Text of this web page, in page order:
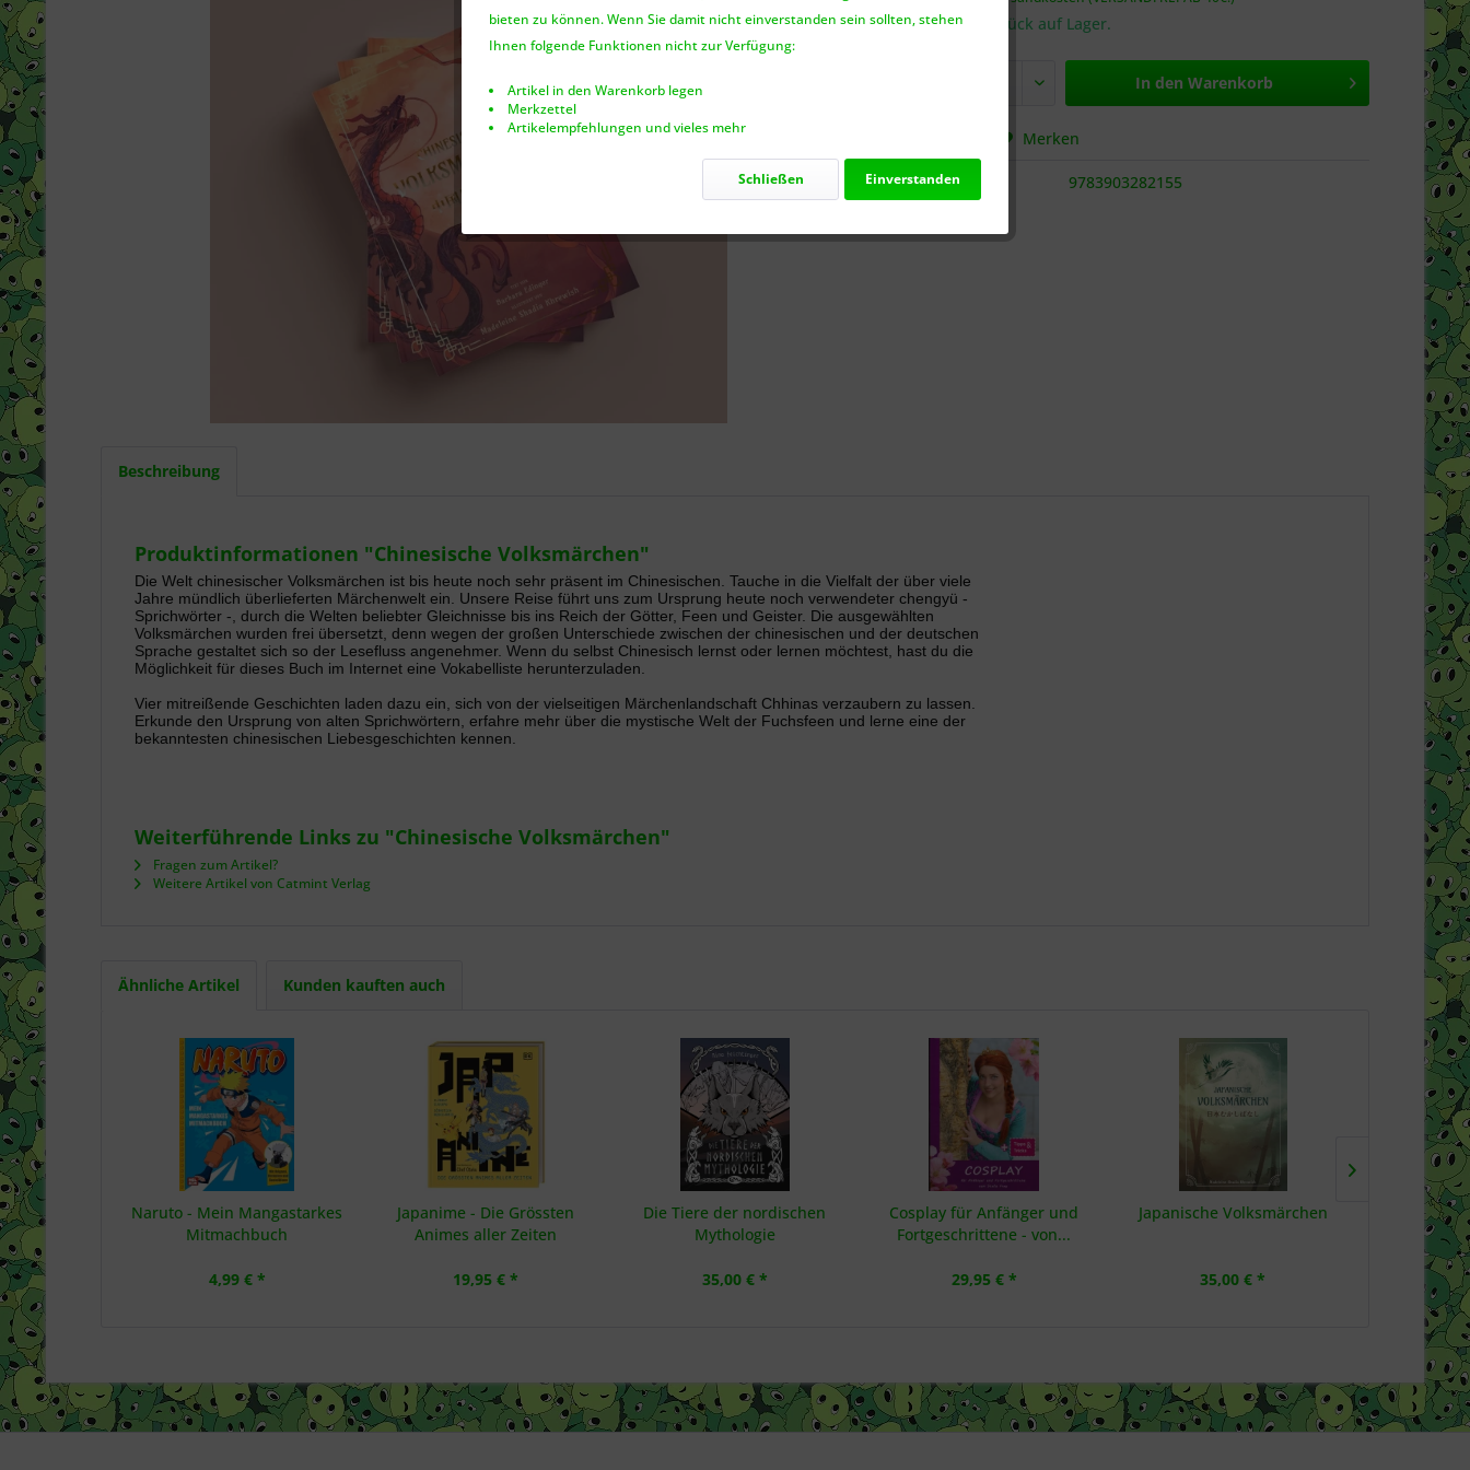
Nur noch 5 Stück auf Lager.
In den Warenkorb
Merken
Artikel-Nr.: 9783903282155
Beschreibung
Produktinformationen "Chinesische Volksmärchen"
Die Welt chinesischer Volksmärchen ist bis heute noch sehr präsent im Chinesischen. Tauche in die Vielfalt der über viele
Jahre mündlich überlieferten Märchenwelt ein. Unsere Reise führt uns zum Ursprung heute noch verwendeter chengyü -
Sprichwörter -, durch die Welten beliebter Gleichnisse bis ins Reich der Götter, Feen und Geister. Die ausgewählten
Volksmärchen wurden frei übersetzt, denn wegen der großen Unterschiede zwischen der chinesischen und der deutschen
Sprache gestaltet sich so der Lesefluss angenehmer. Wenn du selbst Chinesisch lernst oder lernen möchtest, hast du die
Möglichkeit für dieses Buch im Internet eine Vokabelliste herunterzuladen.
Vier mitreißende Geschichten laden dazu ein, sich von der vielseitigen Märchenlandschaft Chhinas verzaubern zu lassen.
Erkunde den Ursprung von alten Sprichwörtern, erfahre mehr über die mystische Welt der Fuchsfeen und lerne eine der
bekanntesten chinesischen Liebesgeschichten kennen.
Weiterführende Links zu "Chinesische Volksmärchen"
Fragen zum Artikel?
Weitere Artikel von Catmint Verlag
Ähnliche Artikel Kunden kauften auch
Naruto - Mein Mangastarkes
Mitmachbuch
4,99 € *
Japanime - Die Grössten
Animes aller Zeiten
19,95 € *
Die Tiere der nordischen
Mythologie
35,00 € *
Cosplay für Anfänger und
Fortgeschrittene - von...
29,95 € *
Japanische Volksmärchen
35,00 € *
Studio
bieten zu können. Wenn Sie damit nicht einverstanden sein sollten, stehen
Ihnen folgende Funktionen nicht zur Verfügung:
Artikel in den Warenkorb legen
Merkzettel
Artikelempfehlungen und vieles mehr
Einverstanden
Schließen